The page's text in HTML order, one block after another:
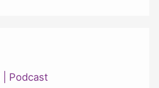
Podcast